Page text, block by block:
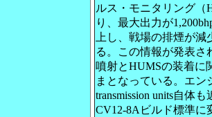
ルス・モニタリング（
り、最大出力が
上し、戦場の排煙が
る。この情報が発表さ
噴射とHUMSの装着に
まとなっている。エン
transmission units自体
CV12-8Aビルド標準に